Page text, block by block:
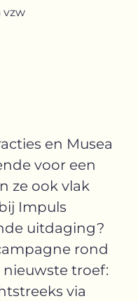
vzw
en Musea
voor een
ze ook vlak
Impuls
uitdaging?
rond
troef:
via